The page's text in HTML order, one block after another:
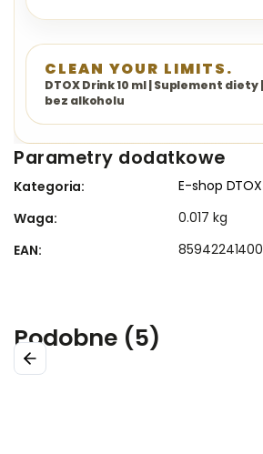
CLEAN YOUR LIMITS.
DTOX Drink 10 ml | Suplement
bez alkoholu
Parametry dodatkowe
Kategoria:
E-shop DTOX
Waga:
0.017 kg
EAN:
Podobne (5)
Previous